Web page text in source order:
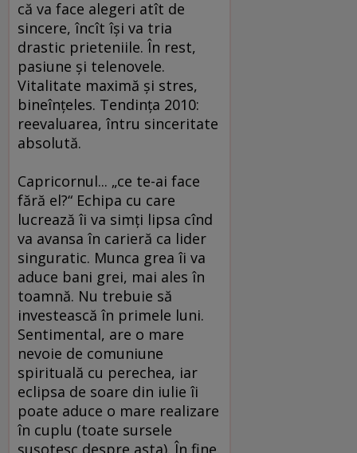
că va face alegeri atît de
sincere, încît îşi va tria
drastic prieteniile. În rest,
pasiune şi telenovele.
Vitalitate maximă şi stres,
bineînţeles. Tendinţa 2010:
reevaluarea, întru sinceritate
absolută.
Capricornul... „ce te-ai face
fără el?“ Echipa cu care
lucrează îi va simţi lipsa cînd
va avansa în carieră ca lider
singuratic. Munca grea îi va
aduce bani grei, mai ales în
toamnă. Nu trebuie să
investească în primele luni.
Sentimental, are o mare
nevoie de comuniune
spirituală cu perechea, iar
eclipsa de soare din iulie îi
poate aduce o mare realizare
în cuplu (toate sursele
şuşotesc despre asta). În fine,